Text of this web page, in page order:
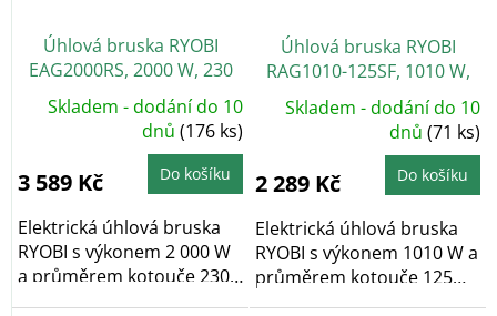
Úhlová bruska RYOBI
EAG2000RS, 2000 W, 230
mm
Skladem - dodání do 10
dnů (176 ks)
3 589 Kč Do košíku
Elektrická úhlová bruska
RYOBI s výkonem 2 000 W
a průměrem kotouče 230
Úhlová bruska RYOBI
RAG1010-125SF, 1010 W,
125 mm
Skladem - dodání do 10
dnů (71 ks)
2 289 Kč Do košíku
Elektrická úhlová bruska
RYOBI s výkonem 1010 W a
průměrem kotouče 125
mm je...